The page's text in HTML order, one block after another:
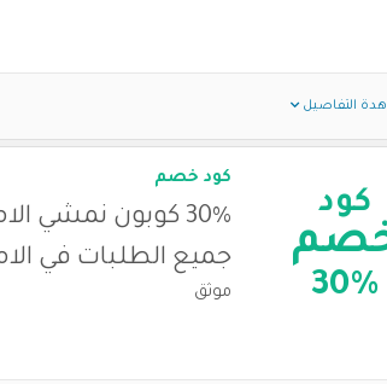
التفاصيل
كود
30%
كود خصم
30% كوبون نمشي
جميع الطلبات في
موثق